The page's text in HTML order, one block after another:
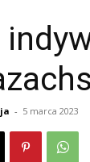
- 5 marca 2023